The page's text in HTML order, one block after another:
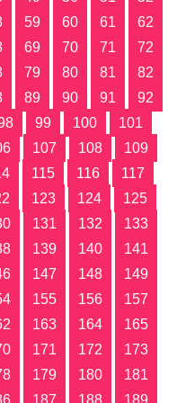
59 60 61
62
69 70 71
72
79 80 81
82
89 90 91
92
99 100
101
107 108
109
115 116
117
123 124
125
131 132
133
139 140
141
147 148
149
155 156
157
163 164
165
171 172
173
179 180
181
187 188 189